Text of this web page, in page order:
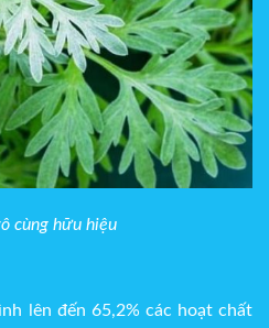
cùng hữu hiệu
lên đến 65,2% các hoạt chất